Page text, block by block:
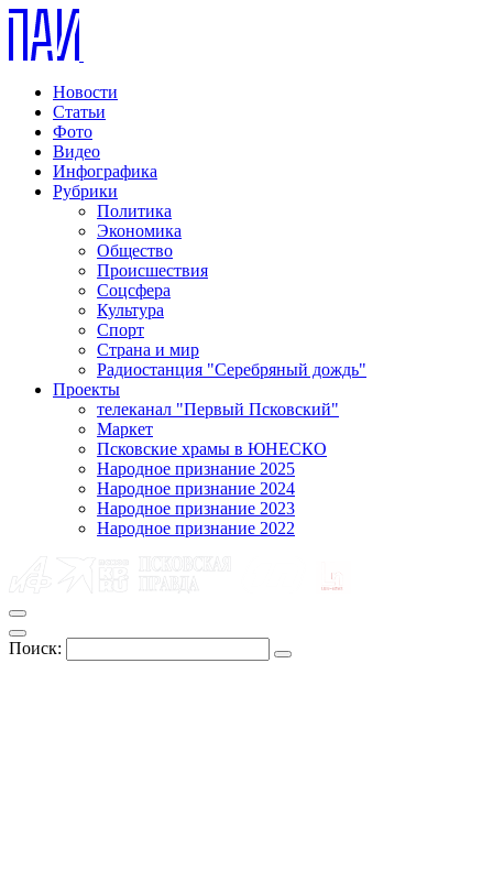
Новости
Статьи
Фото
Видео
Инфографика
Рубрики
Политика
Экономика
Общество
Происшествия
Соцсфера
Культура
Спорт
Страна и мир
Радиостанция "Серебряный дождь"
Проекты
телеканал "Первый Псковский"
Маркет
Псковские храмы в ЮНЕСКО
Народное признание 2025
Народное признание 2024
Народное признание 2023
Народное признание 2022
Поиск: